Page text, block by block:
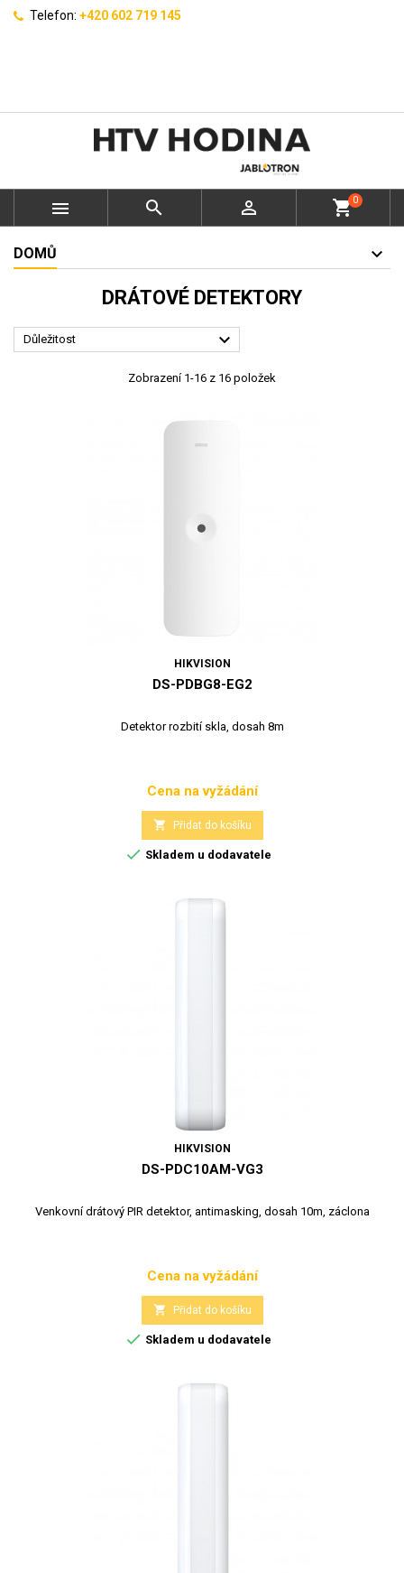
Telefon: +420 602 719 145
   shopping_cart0
DOMŮ
DRÁTOVÉ DETEKTORY
Důležitost 
Zobrazení 1-16 z 16 položek
HIKVISION
DS-PDBG8-EG2
Detektor rozbití skla, dosah 8m
Cena
Cena na vyžádání
 Přidat do košíku
 Skladem u dodavatele
HIKVISION
DS-PDC10AM-VG3
Venkovní drátový PIR detektor, antimasking, dosah 10m, záclona
Cena
Cena na vyžádání
 Přidat do košíku
 Skladem u dodavatele